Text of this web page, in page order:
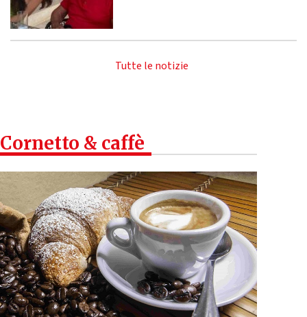
Tutte le notizie
Cornetto & caffè